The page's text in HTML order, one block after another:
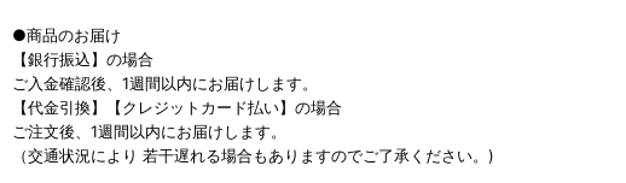
●商品のお届け
【銀行振込】の場合
ご入金確認後、1週間以内にお届けします。
【代金引換】【クレジットカード払い】の場合
ご注文後、1週間以内にお届けします。
（交通状況により 若干遅れる場合もありますのでご了承ください。)